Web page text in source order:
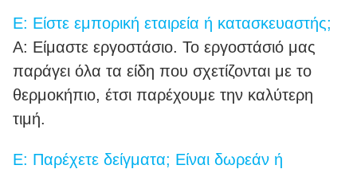
Ε: Είστε εμπορική εταιρεία ή κατασκευαστής;
Α: Είμαστε εργοστάσιο. Το εργοστάσιό μας
παράγει όλα τα είδη που σχετίζονται με το
θερμοκήπιο, έτσι παρέχουμε την καλύτερη
τιμή.
Ε: Παρέχετε δείγματα; Είναι δωρεάν ή